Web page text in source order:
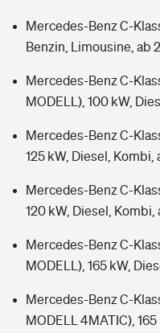
Mercedes-Benz C-
Benzin, Limousine, ab
Mercedes-Benz C-
MODELL), 100 kW,
Mercedes-Benz C-
125 kW, Diesel, Kombi,
Mercedes-Benz C-
120 kW, Diesel, Kombi,
Mercedes-Benz C-
MODELL), 165 kW,
Mercedes-Benz C-
MODELL 4MATIC),